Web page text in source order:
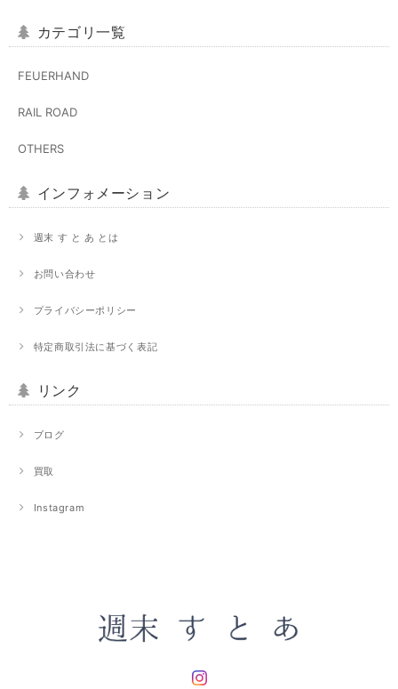
カテゴリ一覧
FEUERHAND
RAIL ROAD
OTHERS
インフォメーション
週末 す と あ とは
お問い合わせ
プライバシーポリシー
特定商取引法に基づく表記
リンク
ブログ
買取
Instagram